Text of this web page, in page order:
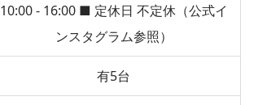
10:00 - 16:00 ■ 定休日 不定休（公式イ
ンスタグラム参照）
有5台